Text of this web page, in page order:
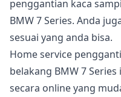
penggantian kaca
BMW 7 Series. Anda
sesuai yang anda bisa.
Home service
belakang BMW 7
secara online yang